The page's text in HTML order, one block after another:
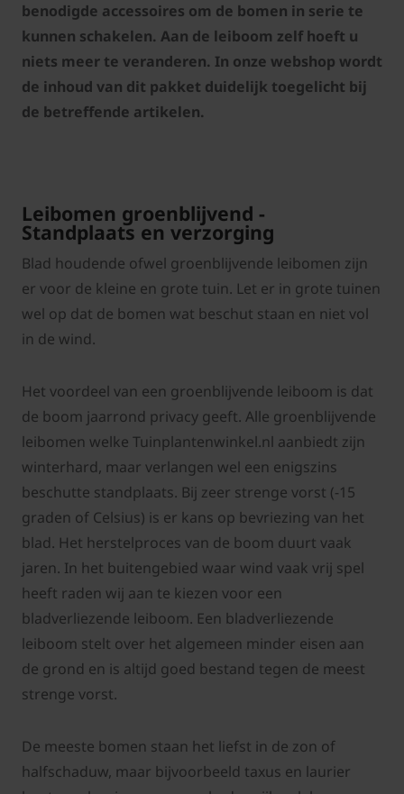
benodigde accessoires om de bomen in serie te
kunnen schakelen. Aan de leiboom zelf hoeft u
niets meer te veranderen. In onze webshop wordt
de inhoud van dit pakket duidelijk toegelicht bij
de betreffende artikelen.
Leibomen groenblijvend -
Standplaats en verzorging
Blad houdende ofwel groenblijvende leibomen zijn
er voor de kleine en grote tuin. Let er in grote tuinen
wel op dat de bomen wat beschut staan en niet vol
in de wind.
Het voordeel van een groenblijvende leiboom is dat
de boom jaarrond privacy geeft. Alle groenblijvende
leibomen welke Tuinplantenwinkel.nl aanbiedt zijn
winterhard, maar verlangen wel een enigszins
beschutte standplaats. Bij zeer strenge vorst (-15
graden of Celsius) is er kans op bevriezing van het
blad. Het herstelproces van de boom duurt vaak
jaren. In het buitengebied waar wind vaak vrij spel
heeft raden wij aan te kiezen voor een
bladverliezende leiboom. Een bladverliezende
leiboom stelt over het algemeen minder eisen aan
de grond en is altijd goed bestand tegen de meest
strenge vorst.
De meeste bomen staan het liefst in de zon of
halfschaduw, maar bijvoorbeeld taxus en laurier